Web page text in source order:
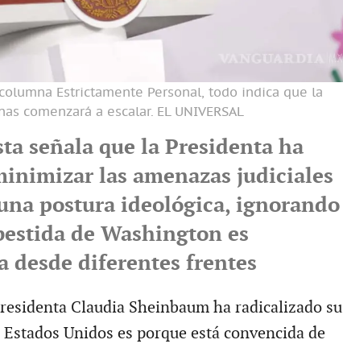
Estrictamente Personal, todo indica que la
comenzará a escalar. EL UNIVERSAL
señala que la Presidenta ha
las amenazas judiciales
postura ideológica, ignorando
de Washington es
desde diferentes frentes
Claudia Sheinbaum ha radicalizado su
Unidos es porque está convencida de